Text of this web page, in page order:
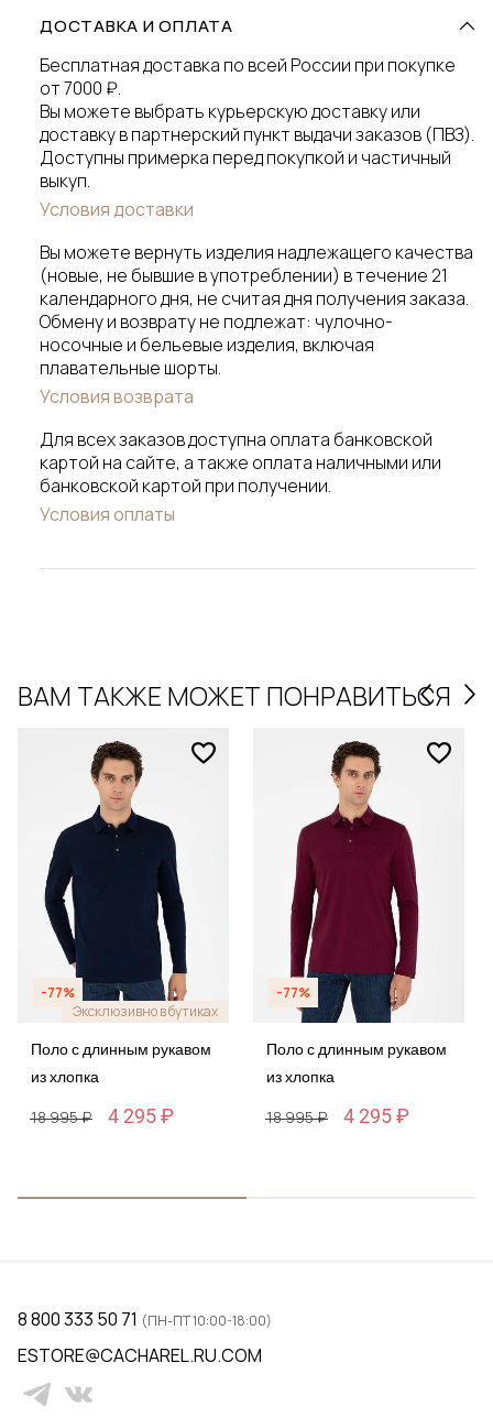
ДОСТАВКА И ОПЛАТА
Бесплатная доставка по всей России при покупке
от 7000 ₽.
Вы можете выбрать курьерскую доставку или
доставку в партнерский пункт выдачи заказов (ПВЗ).
Доступны примерка перед покупкой и частичный
выкуп.
Условия доставки
Вы можете вернуть изделия надлежащего качества
(новые, не бывшие в употреблении) в течение 21
календарного дня, не считая дня получения заказа.
Обмену и возврату не подлежат: чулочно-
носочные и бельевые изделия, включая
плавательные шорты.
Условия возврата
Для всех заказов доступна оплата банковской
картой на сайте, а также оплата наличными или
банковской картой при получении.
Условия оплаты
ВАМ ТАКЖЕ МОЖЕТ ПОНРАВИТЬСЯ
-77%
Эксклюзивно в бутиках
Поло с длинным рукавом
из хлопка
18 995 ₽ 4 295 ₽
-77%
Поло с длинным рукавом
из хлопка
18 995 ₽ 4 295 ₽
8 800 333 50 71 (ПН-ПТ 10:00-18:00)
ESTORE@CACHAREL.RU.COM